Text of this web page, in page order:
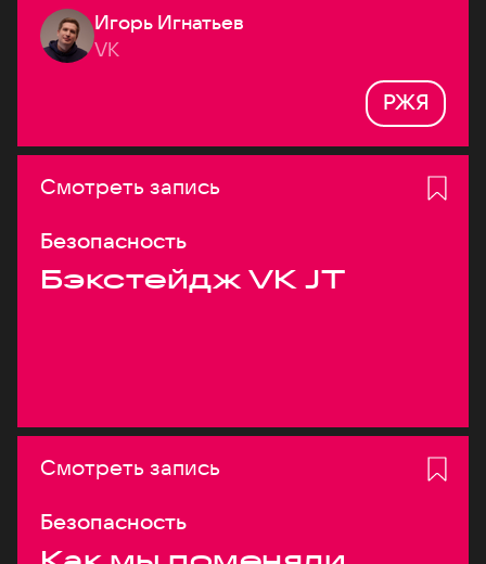
Игорь Игнатьев
VK
РЖЯ
Смотреть запись
Безопасность
Бэкстейдж VK JT
Смотреть запись
Безопасность